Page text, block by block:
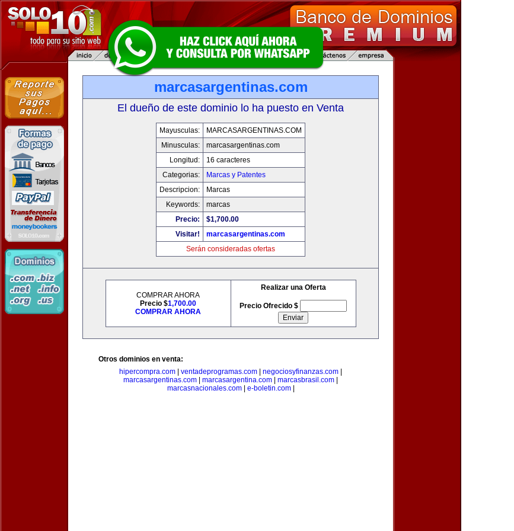
marcasargentinas.com
El dueño de este dominio lo ha puesto en Venta
Mayusculas:
MARCASARGENTINAS.COM
Minusculas:
marcasargentinas.com
Longitud:
16 caracteres
Categorias:
Marcas y Patentes
Descripcion:
Marcas
Keywords:
marcas
Precio:
$1,700.00
Visitar!
marcasargentinas.com
Serán consideradas ofertas
COMPRAR AHORA
Precio $1,700.00
COMPRAR AHORA
Realizar una Oferta
Precio Ofrecido $
Otros dominios en venta:
hipercompra.com
ventadeprogramas.com negociosyfinanzas.com
marcasargentinas.com
marcasargentina.com marcasbrasil.com
marcasnacionales.com| e-boletin.com|